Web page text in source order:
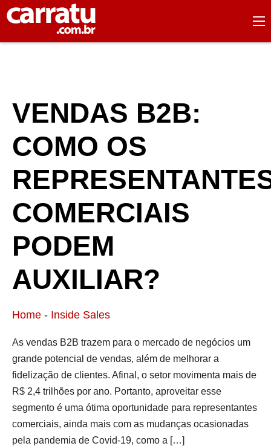
VENDAS B2B:
COMO OS
COMERCIAIS
PODEM
AUXILIAR?
Home - Inside Sales
As vendas B2B trazem para o mercado de negócios um
grande potencial de vendas, além de melhorar a
fidelização de clientes. Afinal, o setor movimenta mais de
R$ 2,4 trilhões por ano. Portanto, aproveitar esse
segmento é uma ótima oportunidade para representantes
comerciais, ainda mais com as mudanças ocasionadas
pela pandemia de Covid-19, como a […]